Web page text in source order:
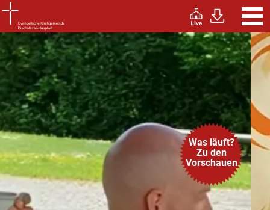
Was läuft?
Zu den
Vorschauen